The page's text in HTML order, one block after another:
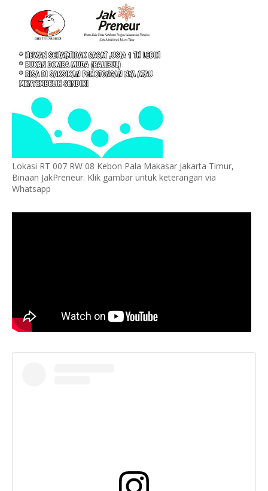
Lokasi RT 007 RW 08 Kebon Pala Makasar Jakarta Timur,
Binaan JakPreneur. Klik gambar untuk keterangan via
Whatsapp